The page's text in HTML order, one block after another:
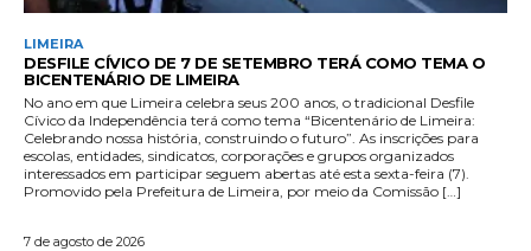
LIMEIRA
DESFILE CÍVICO DE 7 DE SETEMBRO TERÁ COMO TEMA O
BICENTENÁRIO DE LIMEIRA
No ano em que Limeira celebra seus 200 anos, o tradicional Desfile
Cívico da Independência terá como tema “Bicentenário de Limeira:
Celebrando nossa história, construindo o futuro”. As inscrições para
escolas, entidades, sindicatos, corporações e grupos organizados
interessados em participar seguem abertas até esta sexta-feira (7).
Promovido pela Prefeitura de Limeira, por meio da Comissão […]
7 de agosto de 2026